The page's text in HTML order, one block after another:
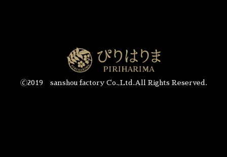
🄫2019 sanshou factory Co.,Ltd.All Rights Reserved.